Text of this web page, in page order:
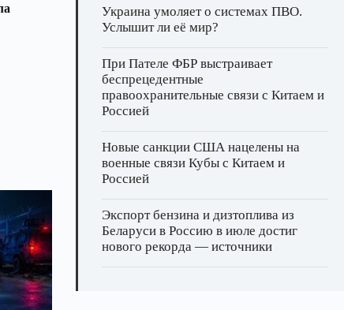
Украина умоляет о системах ПВО.
Услышит ли её мир?
При Пателе ФБР выстраивает
беспрецедентные
правоохранительные связи с Китаем и
Россией
Новые санкции США нацелены на
военные связи Кубы с Китаем и
Россией
Экспорт бензина и дизтоплива из
Беларуси в Россию в июле достиг
нового рекорда — источники